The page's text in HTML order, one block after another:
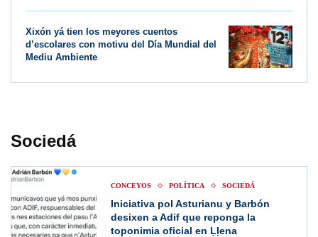
Xixón yá tien los meyores cuentos
d’escolares con motivu del Día Mundial del
Mediu Ambiente
Sociedá
CONCEYOS POLÍTICA SOCIEDÁ
Iniciativa pol Asturianu y Barbón
desixen a Adif que reponga la
toponimia oficial en Ḷḷena